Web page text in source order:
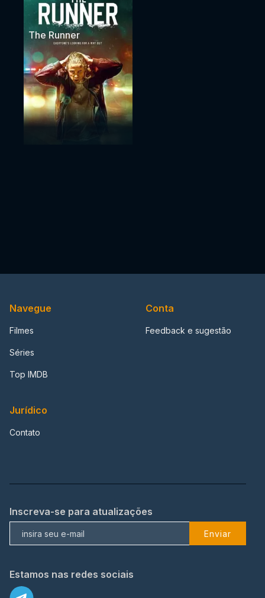
The Runner
Navegue
Filmes
Séries
Top IMDB
Conta
Feedback e sugestão
Jurídico
Contato
Inscreva-se para atualizações
Enviar
Estamos nas redes sociais